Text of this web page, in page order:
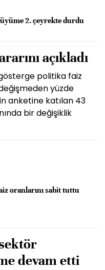
2. çeyrekte durdu
açıkladı
politika faiz
yüzde
anketine katılan 43
bir değişiklik
oranlarını sabit tuttu
devam etti